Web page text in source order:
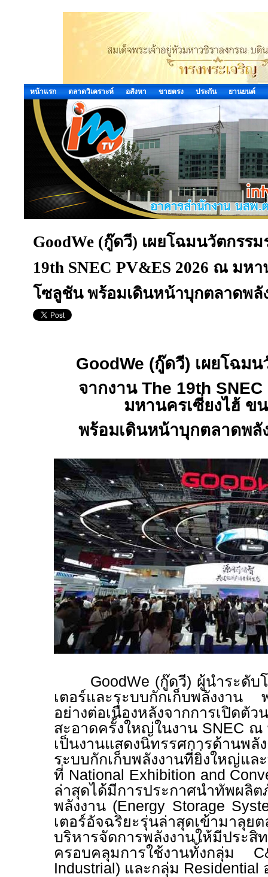
หน้าแรก ตลาดวิเคราะห์ อสังหา ขายตรง ประกัน ยานยนต์
GoodWe (กู๊ดวี) เผยโฉมนวัตกรร
19th SNEC PV&ES 2026 ณ มห
โซลูชัน พร้อมเดินหน้าบุกตลาดพลั
GoodWe (กู๊ดวี) เผยโฉม
จากงาน The 19th
มหานครเซี่ยงไฮ้ ข
พร้อมเดินหน้าบุกตลาดพลั
GoodWe (กู๊ดวี) ผู้นำระดับ
เตอร์และระบบกักเก็บพลังงาน
อย่างต่อเนื่องหลังจากการเปิดตัว
สะอาดครั้งใหญ่ในงาน SNEC ณ
เป็นงานแสดงนิทรรศการด้านพลั
ระบบกักเก็บพลังงานที่ยิ่งใหญ่แล
ที่ National Exhibition and
ล่าสุดได้มีการประกาศนำทัพผลิ
พลังงาน (Energy Storage
เตอร์อัจฉริยะรุ่นล่าสุดเข้ามาลุย
บริหารจัดการพลังงานให้มีประ
ครอบคลุมการใช้งานทั้งกลุ่ม
Industrial) และกลุ่ม Residential